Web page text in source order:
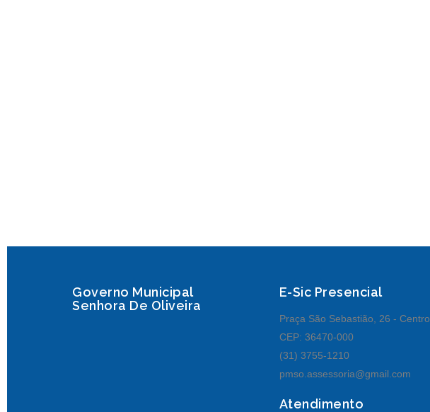
Governo Municipal
Senhora De Oliveira
E-Sic Presencial
Praça São Sebastião, 26 - Centro
CEP: 36470-000
(31) 3755-1210
pmso.assessoria@gmail.com
Atendimento